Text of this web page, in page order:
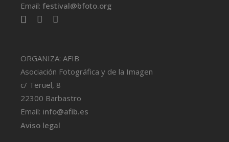
Email: festival@bfoto.org
ORGANIZA: AFIB
Asociación Fotográfica y de la Imagen
c/ Teruel, 8
22300 Barbastro
Email: info@afib.es
Aviso legal